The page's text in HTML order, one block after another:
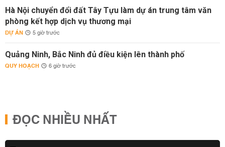
Hà Nội chuyển đổi đất Tây Tựu làm dự án trung tâm văn
phòng kết hợp dịch vụ thương mại
DỰ ÁN 5 giờ trước
Quảng Ninh, Bắc Ninh đủ điều kiện lên thành phố
QUY HOẠCH 6 giờ trước
ĐỌC NHIỀU NHẤT